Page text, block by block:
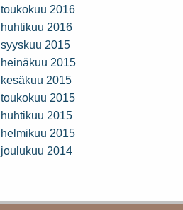
toukokuu 2016
huhtikuu 2016
syyskuu 2015
heinäkuu 2015
kesäkuu 2015
toukokuu 2015
huhtikuu 2015
helmikuu 2015
joulukuu 2014